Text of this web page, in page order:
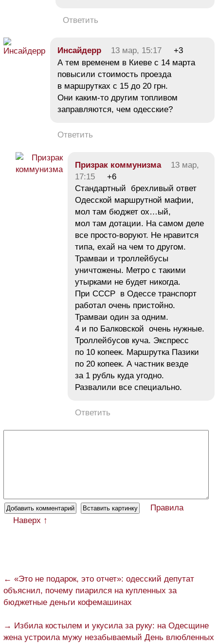
Ответить
Инсайдерр 13 мар, 15:17
+3
А тем временем в Киеве с 14 марта
повысили стоимость проезда
в маршрутках с 15 до 20 грн.
Они каким-то другим топливом
заправляются, чем одесские?
Ответить
Призрак коммунизма
13 мар,
17:15
+6
Стандартный брехливый ответ
Одесской маршрутной мафии,
мол там бюджет ох…ый,
мол там дотации. На самом деле
все просто-воруют. Не нравится
типа, ехай на чем то другом.
Трамваи и троллейбусы
уничтожены. Метро с такими
утырками не будет никогда.
При СССР в Одессе транспорт
работал очень пристойно.
Трамваи один за одним.
4 и по Балковской очень нужные.
Троллейбусов куча. Экспресс
по 10 копеек. Маршрутка Пазики
по 20 копеек. А частник везде
за 1 рубль куда угодно.
Развалили все специально.
Ответить
Правила
Наверх ↑
← «Это не подарок, это отчет»: одесский депутат
объяснил, почему пиарился на купленных за
бюджетные деньги кофемашинах
→ Избила костылем и укусила за руку: на Одесщине
жена устроила мужу незабываемый День влюбленных